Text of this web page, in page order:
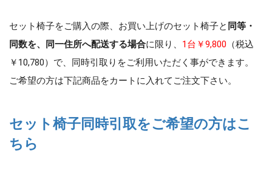
セット椅子をご購入の際、お買い上げのセット椅子と 同等・
同数を、同一住所へ配送する場合に限り、 1台￥9,800 （税込
￥10,780）で、同時引取りをご利用いただく事ができます。
ご希望の方は下記商品をカートに入れてご注文下さい。
セット椅子同時引取をご希望の方はこ
ちら